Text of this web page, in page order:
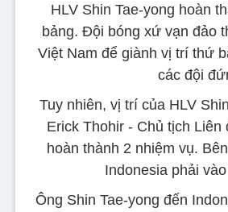
HLV Shin Tae-yong hoàn
bảng. Đội bóng xứ vạn đảo
Việt Nam để giành vị trí thứ
các đội
Tuy nhiên, vị trí của HLV
Erick Thohir - Chủ tịch
hoàn thành 2 nhiệm vụ.
Indonesia phải
Ông Shin Tae-yong đến